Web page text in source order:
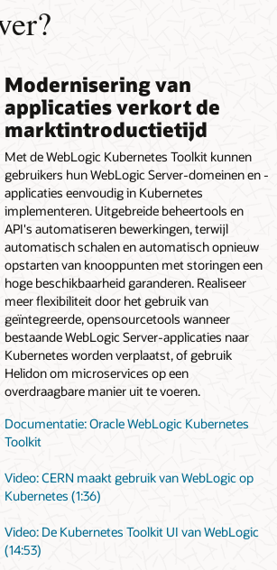
Modernisering van
applicaties verkort de
marktintroductietijd
Met de WebLogic Kubernetes Toolkit kunnen
gebruikers hun WebLogic Server-domeinen en -
applicaties eenvoudig in Kubernetes
implementeren. Uitgebreide beheertools en
API's automatiseren bewerkingen, terwijl
automatisch schalen en automatisch opnieuw
opstarten van knooppunten met storingen een
hoge beschikbaarheid garanderen. Realiseer
meer flexibiliteit door het gebruik van
geïntegreerde, opensourcetools wanneer
bestaande WebLogic Server-applicaties naar
Kubernetes worden verplaatst, of gebruik
Helidon om microservices op een
overdraagbare manier uit te voeren.
Documentatie: Oracle WebLogic Kubernetes
Toolkit
Video: CERN maakt gebruik van WebLogic op
Kubernetes (1:36)
Video: De Kubernetes Toolkit UI van WebLogic
(14:53)